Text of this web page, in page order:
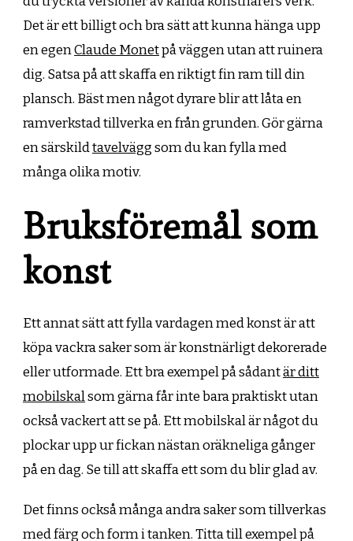
Det är ett billigt och bra sätt att kunna hänga upp
en egenClaude Monetpå väggen utan att ruinera
dig. Satsa på att skaffa en riktigt fin ram till din
plansch. Bäst men något dyrare blir att låta en
ramverkstad tillverka en från grunden. Gör gärna
en särskildtavelväggsom du kan fylla med
många olika motiv.
Bruksföremål som
konst
Ett annat sätt att fylla vardagen med konst är att
köpa vackra saker som är konstnärligt dekorerade
eller utformade. Ett bra exempel på sådantär ditt
mobilskalsom gärna får inte bara praktiskt utan
också vackert att se på. Ett mobilskal är något du
plockar upp ur fickan nästan oräkneliga gånger
på en dag. Se till att skaffa ett som du blir glad av.
Det finns också många andra saker som tillverkas
med färg och form i tanken. Titta till exempel på